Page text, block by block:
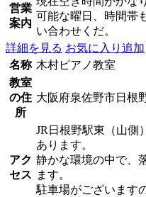
営業
案内
可能な曜日、時間帯
い合わせくだ。
詳細を見る お気に入り追加
名称 木村ピアノ教室
教室
の住
所
大阪府泉佐野市日根
アク
セス
JR日根野駅東（山側
あります。
静かな環境の中で、
ます。
駐車場がございます